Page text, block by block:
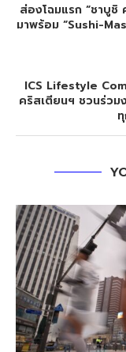
ส่องโฉมแรก “ชาบู
มาพร้อม “Sushi-
ICS Lifestyle
คริสเตียนฯ ชวนร่วมง